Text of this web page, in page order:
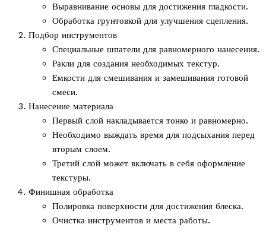
Выравнивание основы для достижения гладкости.
Обработка грунтовкой для улучшения сцепления.
Подбор инструментов
Специальные шпатели для равномерного нанесения.
Ракли для создания необходимых текстур.
Емкости для смешивания и замешивания готовой
смеси.
Нанесение материала
Первый слой накладывается тонко и равномерно.
Необходимо выждать время для подсыхания перед
вторым слоем.
Третий слой может включать в себя оформление
текстуры.
Финишная обработка
Полировка поверхности для достижения блеска.
Очистка инструментов и места работы.